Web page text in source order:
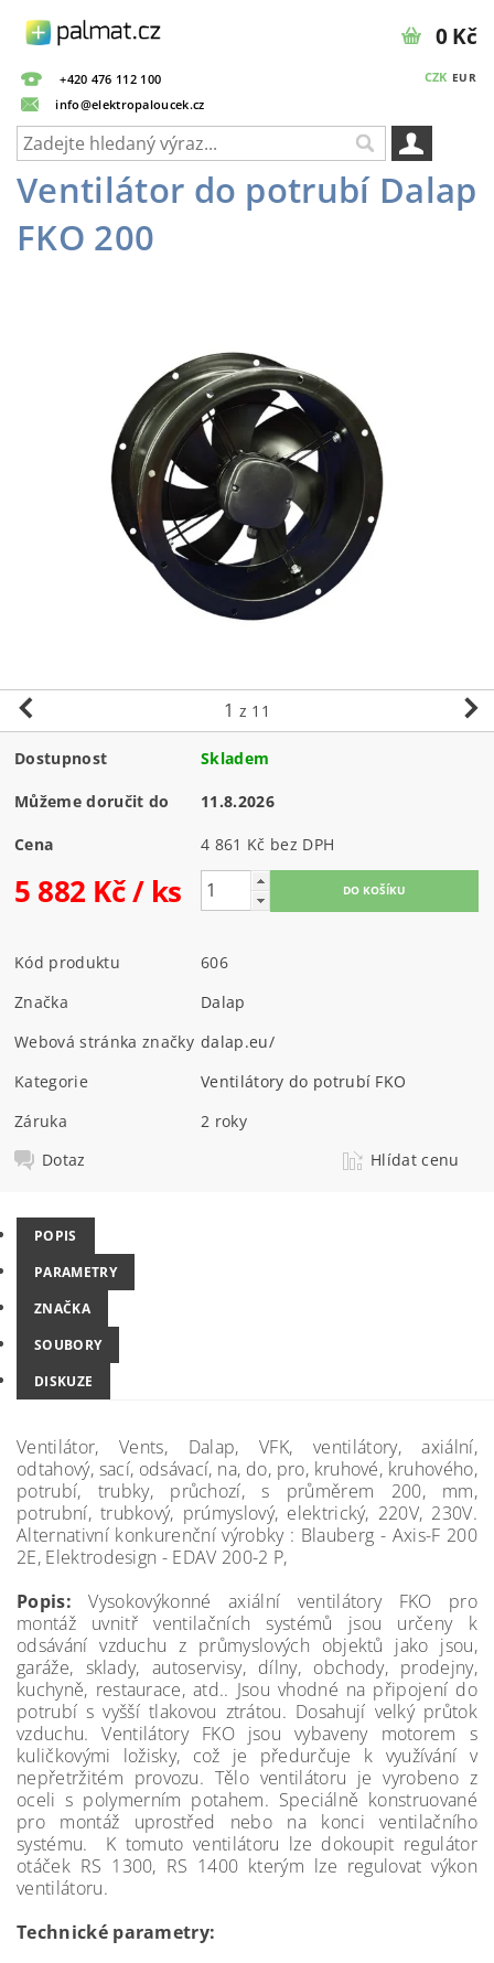
+420 476 112 100
info@elektropaloucek.cz
CZK EUR
0 Kč
Ventilátor do potrubí Dalap
FKO 200
1 z 11
Dostupnost Skladem
Můžeme doručit do 11.8.2026
Cena 4 861 Kč bez DPH
5 882 Kč/ ks
Kód produktu
606
Značka
Dalap
Webová stránka značky dalap.eu/
Kategorie
Ventilátory do potrubí FKO
Záruka
2 roky
Dotaz
Hlídat cenu
POPIS
PARAMETRY
ZNAČKA
SOUBORY
DISKUZE
Ventilátor, Vents, Dalap, VFK, ventilátory, axiální,
odtahový, sací, odsávací, na, do, pro, kruhové, kruhového,
potrubí, trubky, průchozí, s průměrem 200, mm,
potrubní, trubkový, prúmyslový, elektrický, 220V, 230V.
Alternativní konkurenční výrobky : Blauberg - Axis-F 200
2E, Elektrodesign - EDAV 200-2 P,
Popis:Vysokovýkonné axiální ventilátory FKO pro
montáž uvnitř ventilačních systémů jsou určeny k
odsávání vzduchu z průmyslových objektů jako jsou,
garáže, sklady, autoservisy, dílny, obchody, prodejny,
kuchyně, restaurace, atd.. Jsou vhodné na připojení do
potrubí s vyšší tlakovou ztrátou. Dosahují velký průtok
vzduchu. Ventilátory FKO jsou vybaveny motorem s
kuličkovými ložisky, což je předurčuje k využívání v
nepřetržitém provozu. Tělo ventilátoru je vyrobeno z
oceli s polymerním potahem. Speciálně konstruované
pro montáž uprostřed nebo na konci ventilačního
systému. K tomuto ventilátoru lze dokoupit regulátor
otáček RS 1300, RS 1400 kterým lze regulovat výkon
ventilátoru.
Technické parametry: